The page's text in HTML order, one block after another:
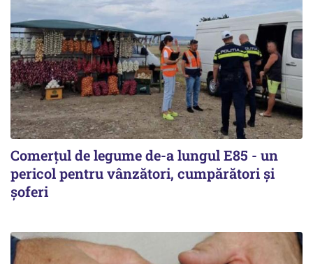
Comerțul de legume de-a lungul E85 - un
pericol pentru vânzători, cumpărători și
șoferi